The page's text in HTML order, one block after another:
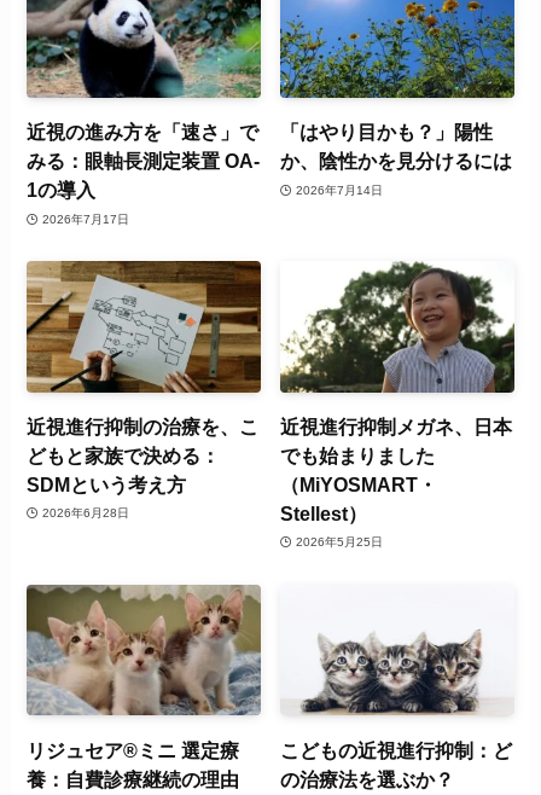
近視の進み方を「速さ」で
みる：眼軸長測定装置 OA-
1の導入
2026年7月17日
「はやり目かも？」陽性
か、陰性かを見分けるには
2026年7月14日
近視進行抑制の治療を、こ
どもと家族で決める：
SDMという考え方
2026年6月28日
近視進行抑制メガネ、日本
でも始まりました
（MiYOSMART・
Stellest）
2026年5月25日
リジュセア®ミニ 選定療
養：自費診療継続の理由
こどもの近視進行抑制：ど
の治療法を選ぶか？